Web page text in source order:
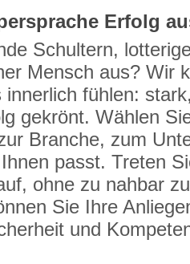
Erfolg
Schultern,
Mensch aus? Wir
fühlen: stark,
gekrönt. Wählen
Branche, zum
passt. Treten
ohne zu nahbar
Sie Ihre
und